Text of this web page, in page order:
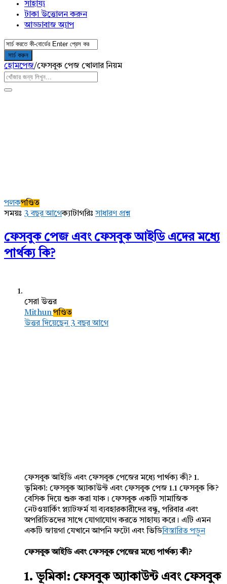
সাহায্য
টাকা উত্তোলন করুন
আড্ডাবাজ অ্যাপ
হোমপেজ/ফেসবুক পেজ খোলার নিয়ম
Latest
প্রশ্ন
পলকপণ্ডিত
সময়ঃ 3 বছর আগেক্যাটাগরিঃসাধারণ প্রশ্ন
ফেসবুক পেজ এবং ফেসবুক আইডি এদের মধ্যে
পার্থক্য কি?
সেরা উত্তর
Mithunপণ্ডিত
উত্তর দিয়েছেন 3 বছর আগে
ফেসবুক আইডি এবং ফেসবুক পেজের মধ্যে পার্থক্য কী? 1.
ভূমিকা: ফেসবুক অ্যাকাউন্ট এবং ফেসবুক পেজ 1.1 ফেসবুক কি?
বেসিক দিয়ে শুরু করা যাক। ফেসবুক একটি সামাজিক
নেটওয়ার্কিং প্ল্যাটফর্ম যা ব্যবহারকারীদের বন্ধু, পরিবার এবং
অপরিচিতদের সাথে যোগাযোগ করতে সাহায্য করে। এটি এমন
একটি জায়গা যেখানে আপনি ফটো এবং ভিডিবিস্তারিত পড়ুন
ফেসবুক আইডি এবং ফেসবুক পেজের মধ্যে পার্থক্য কী?
1. ভূমিকা: ফেসবুক অ্যাকাউন্ট এবং ফেসবুক